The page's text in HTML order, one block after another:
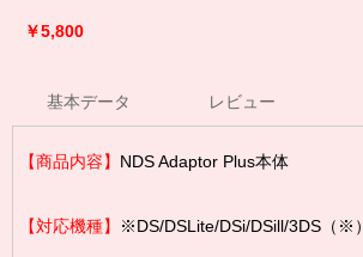
￥5,800
基本データ レビュー
【商品内容】 NDS Adaptor Plus本体
【対応機種】 ※DS/DSLite/DSi/DSill/3DS（※）